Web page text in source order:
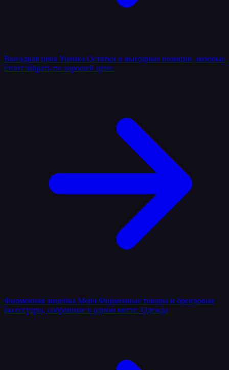
Выгодная цена Уценка Остатки и выгодные позиции, которые
стоит забрать по хорошей цене.
Фирменная линейка Мерч Фирменные товары и брендовые
аксессуары, собранные в одном месте. Одежда